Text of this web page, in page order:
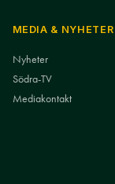
MEDIA & NYHETER
Nyheter
Södra-TV
Mediakontakt